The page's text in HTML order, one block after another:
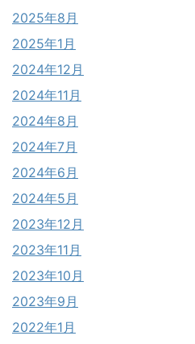
2025年8月
2025年1月
2024年12月
2024年11月
2024年8月
2024年7月
2024年6月
2024年5月
2023年12月
2023年11月
2023年10月
2023年9月
2022年1月